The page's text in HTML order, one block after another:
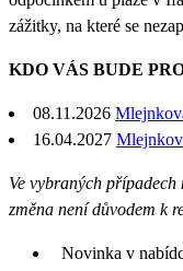
zážitky, na které se
KDO VÁS BUDE
08.11.2026
16.04.2027
Ve vybraných
změna není důvodem k
Novinka v